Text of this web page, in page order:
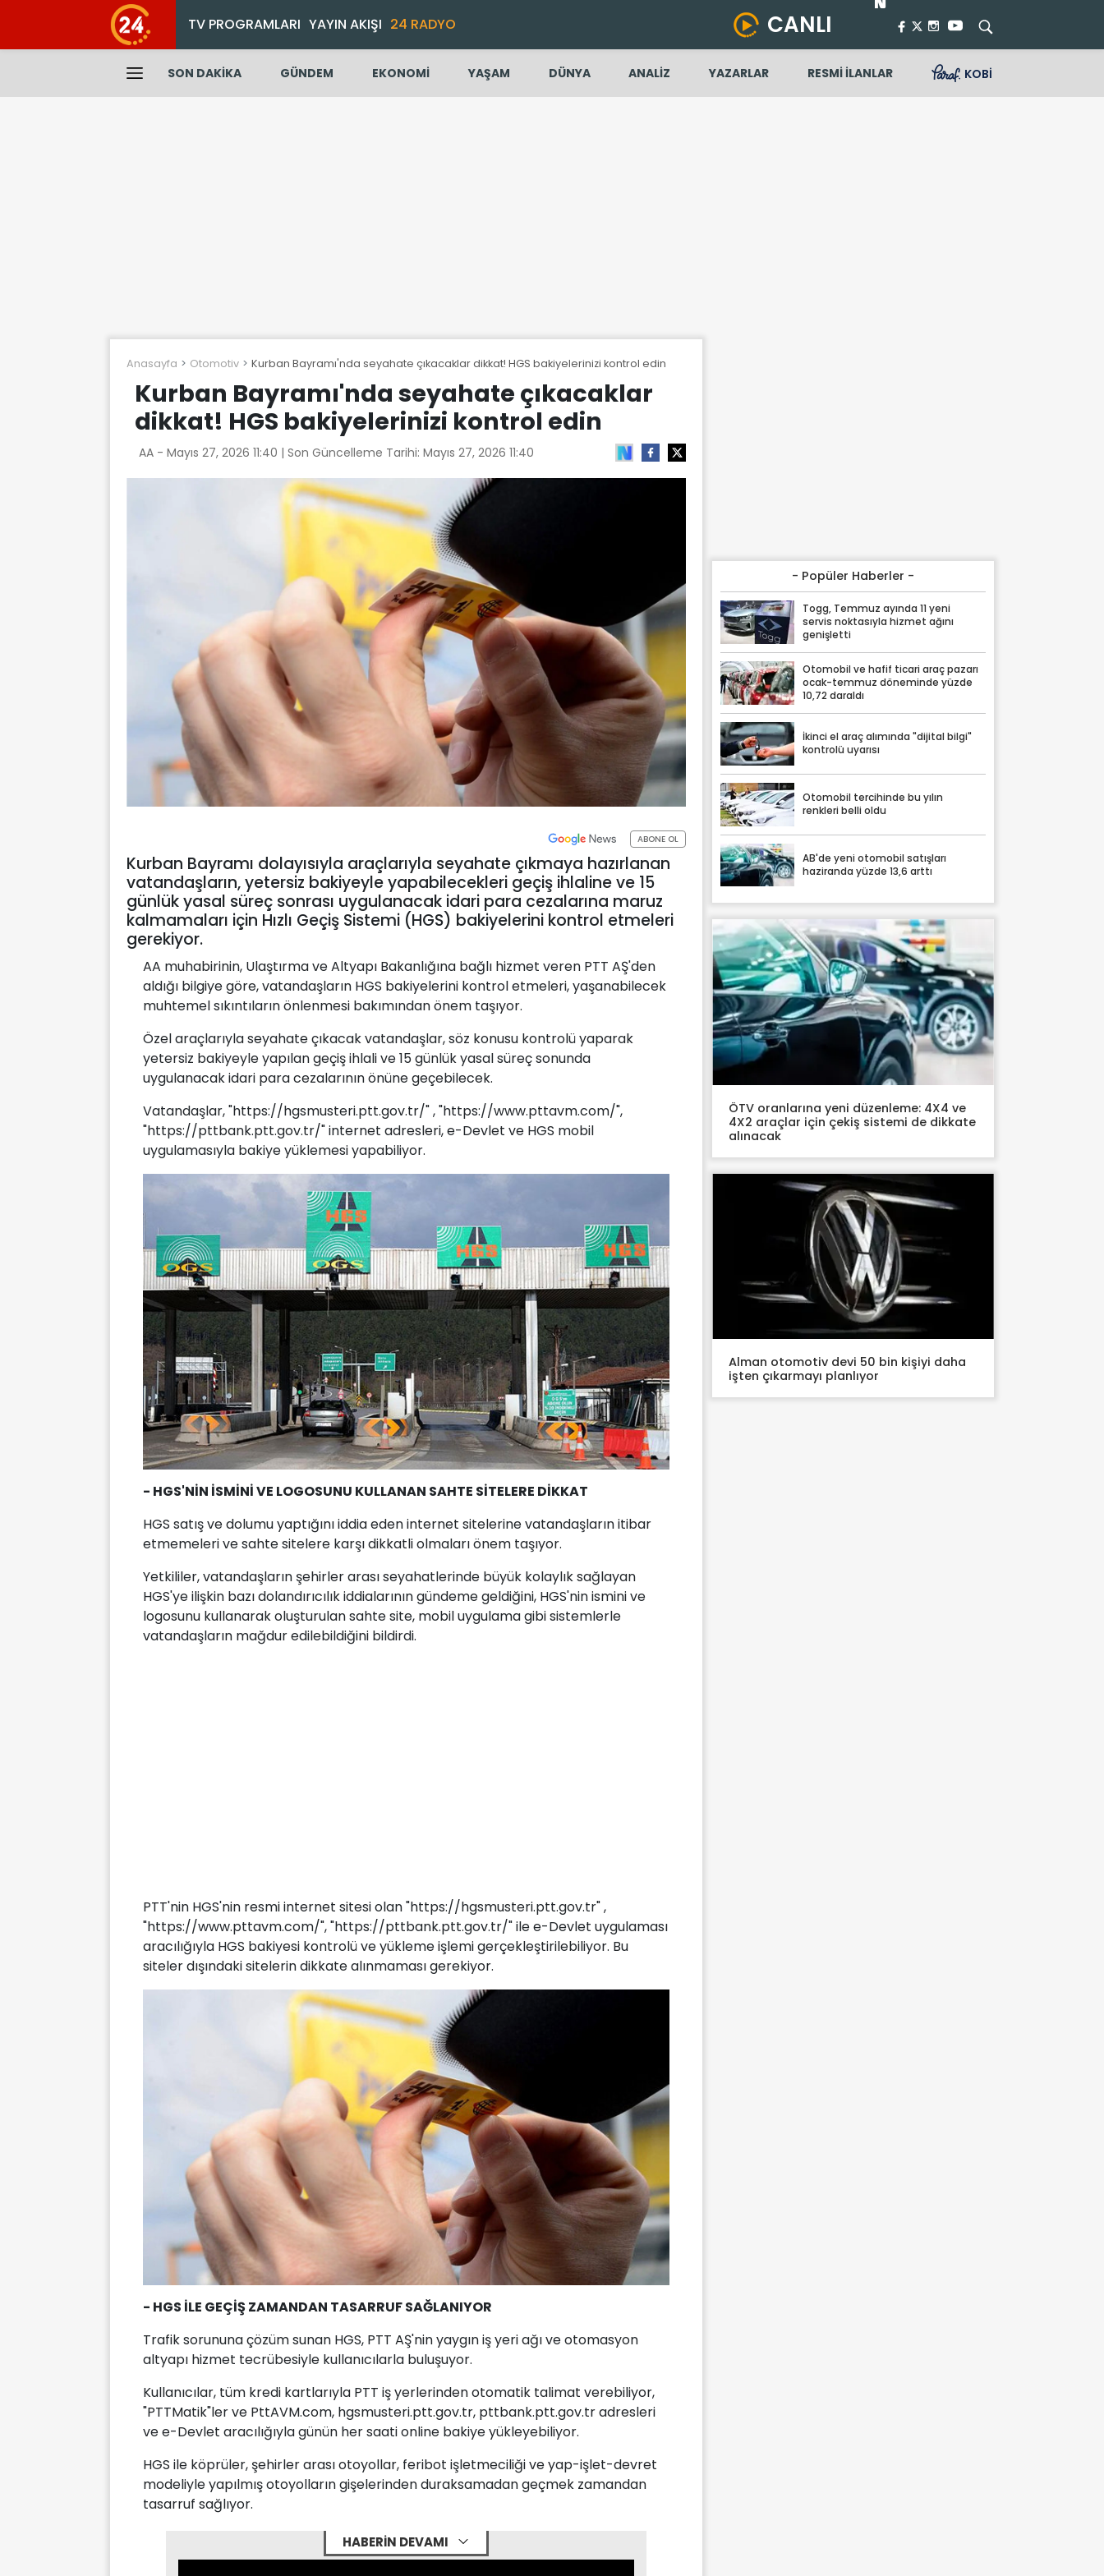
TV PROGRAMLARI YAYIN AKIŞI 24 RADYO CANLI
SON DAKİKA GÜNDEM EKONOMİ YAŞAM DÜNYA ANALİZ YAZARLAR RESMİ İLANLAR KOBİ
Anasayfa Otomotiv Kurban Bayramı'nda seyahate çıkacaklar dikkat! HGS bakiyelerinizi kontrol edin
Kurban Bayramı'nda seyahate çıkacaklar
dikkat! HGS bakiyelerinizi kontrol edin
AA - Mayıs 27, 2026 11:40 | Son Güncelleme Tarihi: Mayıs 27, 2026 11:40
ABONE OL
Kurban Bayramı dolayısıyla araçlarıyla seyahate çıkmaya hazırlanan
vatandaşların, yetersiz bakiyeyle yapabilecekleri geçiş ihlaline ve 15
günlük yasal süreç sonrası uygulanacak idari para cezalarına maruz
kalmamaları için Hızlı Geçiş Sistemi (HGS) bakiyelerini kontrol etmeleri
gerekiyor.
AA muhabirinin, Ulaştırma ve Altyapı Bakanlığına bağlı hizmet veren PTT AŞ'den
aldığı bilgiye göre, vatandaşların HGS bakiyelerini kontrol etmeleri, yaşanabilecek
muhtemel sıkıntıların önlenmesi bakımından önem taşıyor.
Özel araçlarıyla seyahate çıkacak vatandaşlar, söz konusu kontrolü yaparak
yetersiz bakiyeyle yapılan geçiş ihlali ve 15 günlük yasal süreç sonunda
uygulanacak idari para cezalarının önüne geçebilecek.
Vatandaşlar, "https://hgsmusteri.ptt.gov.tr/" , "https://www.pttavm.com/",
"https://pttbank.ptt.gov.tr/" internet adresleri, e-Devlet ve HGS mobil
uygulamasıyla bakiye yüklemesi yapabiliyor.
- HGS'NİN İSMİNİ VE LOGOSUNU KULLANAN SAHTE SİTELERE DİKKAT
HGS satış ve dolumu yaptığını iddia eden internet sitelerine vatandaşların itibar
etmemeleri ve sahte sitelere karşı dikkatli olmaları önem taşıyor.
Yetkililer, vatandaşların şehirler arası seyahatlerinde büyük kolaylık sağlayan
HGS'ye ilişkin bazı dolandırıcılık iddialarının gündeme geldiğini, HGS'nin ismini ve
logosunu kullanarak oluşturulan sahte site, mobil uygulama gibi sistemlerle
vatandaşların mağdur edilebildiğini bildirdi.
PTT'nin HGS'nin resmi internet sitesi olan "https://hgsmusteri.ptt.gov.tr" ,
"https://www.pttavm.com/", "https://pttbank.ptt.gov.tr/" ile e-Devlet uygulaması
aracılığıyla HGS bakiyesi kontrolü ve yükleme işlemi gerçekleştirilebiliyor. Bu
siteler dışındaki sitelerin dikkate alınmaması gerekiyor.
- HGS İLE GEÇİŞ ZAMANDAN TASARRUF SAĞLANIYOR
Trafik sorununa çözüm sunan HGS, PTT AŞ'nin yaygın iş yeri ağı ve otomasyon
altyapı hizmet tecrübesiyle kullanıcılarla buluşuyor.
Kullanıcılar, tüm kredi kartlarıyla PTT iş yerlerinden otomatik talimat verebiliyor,
"PTTMatik"ler ve PttAVM.com, hgsmusteri.ptt.gov.tr, pttbank.ptt.gov.tr adresleri
ve e-Devlet aracılığıyla günün her saati online bakiye yükleyebiliyor.
HGS ile köprüler, şehirler arası otoyollar, feribot işletmeciliği ve yap-işlet-devret
modeliyle yapılmış otoyolların gişelerinden duraksamadan geçmek zamandan
tasarruf sağlıyor.
HABERİN DEVAMI
- Popüler Haberler -
Togg, Temmuz ayında 11 yeni
servis noktasıyla hizmet ağını
genişletti
Otomobil ve hafif ticari araç pazarı
ocak-temmuz döneminde yüzde
10,72 daraldı
İkinci el araç alımında "dijital bilgi"
kontrolü uyarısı
Otomobil tercihinde bu yılın
renkleri belli oldu
AB'de yeni otomobil satışları
haziranda yüzde 13,6 arttı
ÖTV oranlarına yeni düzenleme: 4X4 ve
4X2 araçlar için çekiş sistemi de dikkate
alınacak
Alman otomotiv devi 50 bin kişiyi daha
işten çıkarmayı planlıyor